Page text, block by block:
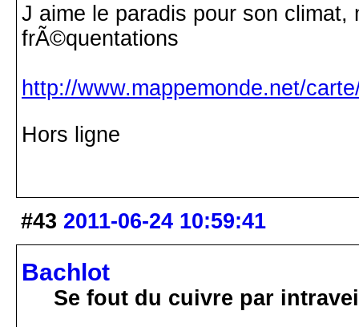
J aime le paradis pour son
frÃ©quentations
http://www.mappemonde.net/
Hors ligne
#43 2011-06-24 10:59:41
Bachlot
Se fout du cuivre par